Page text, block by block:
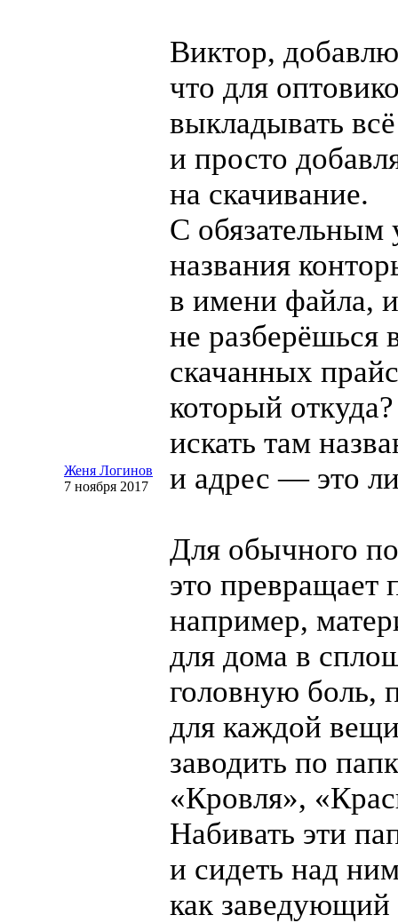
Женя Логинов
7 ноября 2017
Виктор,
что для
выкладывать
и просто
на скачивание.
С обязательным
названия
в имени файла,
не разберёшься
скачанных
который
искать там
и адрес — это
Для обычного
это превращает
например,
для дома в
головную боль,
для каждой
заводить по
«Кровля»,
Набивать эти
и сидеть над
как заведующий